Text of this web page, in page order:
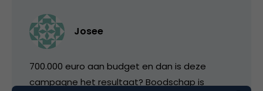
Josee
700.000 euro aan budget en dan is deze
campagne het resultaat? Boodschap is